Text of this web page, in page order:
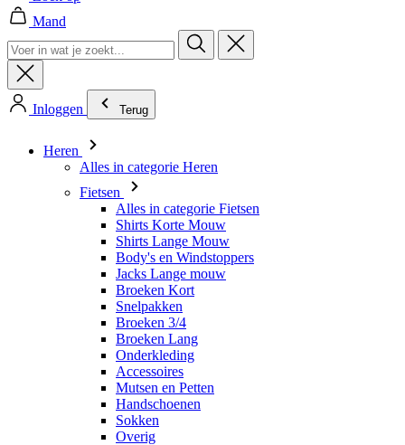
Mand
Inloggen Terug
Heren
Alles in categorie Heren
Fietsen
Alles in categorie Fietsen
Shirts Korte Mouw
Shirts Lange Mouw
Body's en Windstoppers
Jacks Lange mouw
Broeken Kort
Snelpakken
Broeken 3/4
Broeken Lang
Onderkleding
Accessoires
Mutsen en Petten
Handschoenen
Sokken
Overig